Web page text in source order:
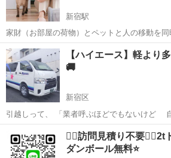
新宿駅
家財（お部屋の荷物）とペットと人の移動を
トと引越し〟 ご連絡1本でタクシーと引越しのご予約ができ、作業日
当日は新居への到着時間の調整を行いますので安心。 東京
東一円から全国への引越...
東京 新宿区 新宿駅 引っ越し 小
【ハイエース】軽より
🚚
新宿区
引越しって、 「業者呼ぶほどでもないけど
って時、ありますよね。 そんな時にちょうどいい ハイエースでお手伝
いします🚚 ・単身引越し ・家具や家電ちょっと多め ・軽トラじゃ
入...
引っ越し
🙆‍♂️訪問見積り不要
ダンボール無料⭐️